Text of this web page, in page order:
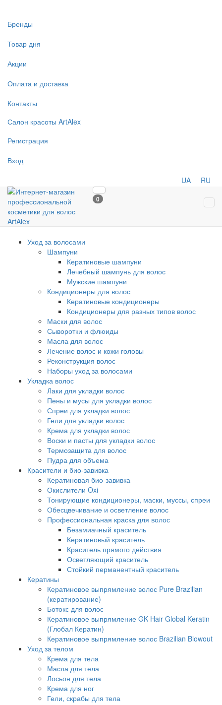
Бренды
Товар дня
Акции
Оплата и доставка
Контакты
Салон красоты ArtAlex
Регистрация
Вход
UA RU
0
Уход за волосами
Шампуни
Кератиновые шампуни
Лечебный шампунь для волос
Мужские шампуни
Кондиционеры для волос
Кератиновые кондиционеры
Кондиционеры для разных типов волос
Маски для волос
Сыворотки и флюиды
Масла для волос
Лечение волос и кожи головы
Реконструкция волос
Наборы уход за волосами
Укладка волос
Лаки для укладки волос
Пены и мусы для укладки волос
Спреи для укладки волос
Гели для укладки волос
Крема для укладки волос
Воски и пасты для укладки волос
Термозащита для волос
Пудра для объема
Красители и био-завивка
Кератиновая био-завивка
Окислители Oxi
Тонирующие кондиционеры, маски, муссы, спреи
Обесцвечивание и осветление волос
Профессиональная краска для волос
Безамиачный краситель
Кератиновый краситель
Краситель прямого действия
Осветляющий краситель
Стойкий перманентный краситель
Кератины
Кератиновое выпрямление волос Pure Brazilian
(кератирование)
Ботокс для волос
Кератиновое выпрямление GK Hair Global Keratin
(Глобал Кератин)
Кератиновое выпрямление волос Brazilian Blowout
Уход за телом
Крема для тела
Масла для тела
Лосьон для тела
Крема для ног
Гели, скрабы для тела